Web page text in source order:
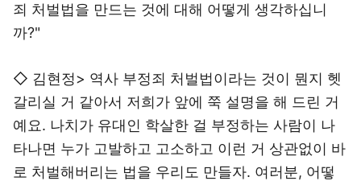
죄 처벌법을 만드는 것에 대해 어떻게 생각하십니
까?"
◇ 김현정> 역사 부정죄 처벌법이라는 것이 뭔지 헷
갈리실 거 같아서 저희가 앞에 쭉 설명을 해 드린 거
예요. 나치가 유대인 학살한 걸 부정하는 사람이 나
타나면 누가 고발하고 고소하고 이런 거 상관없이 바
로 처벌해버리는 법을 우리도 만들자. 여러분, 어떻